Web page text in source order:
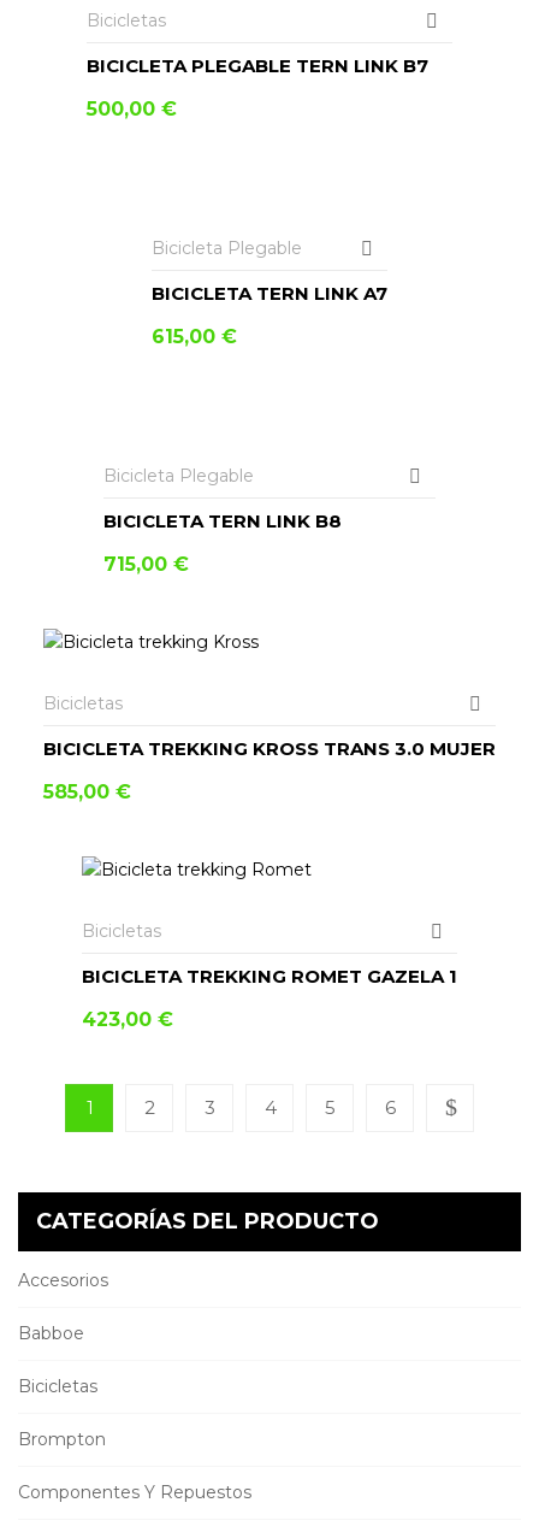
CATEGORÍAS DEL PRODUCTO
Accesorios
Babboe
Bicicletas
Brompton
Componentes Y Repuestos
Bicicletas
BICICLETA PLEGABLE TERN LINK B7
500,00 €
Bicicleta Plegable
BICICLETA TERN LINK A7
615,00 €
Bicicleta Plegable
BICICLETA TERN LINK B8
715,00 €
Bicicletas
BICICLETA TREKKING KROSS TRANS 3.0 MUJER
585,00 €
Bicicletas
BICICLETA TREKKING ROMET GAZELA 1
423,00 €
1 2 3 4 5 6